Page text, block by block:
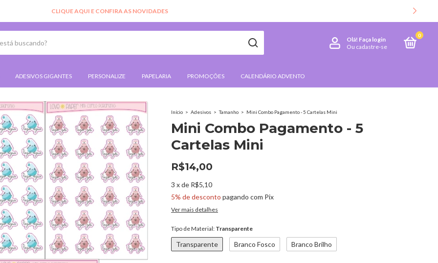
CLIQUE AQUI E CONFIRA AS NOVIDADES
Olá! Faça login
Ou cadastre-se
0
ADESIVOS GIGANTES PERSONALIZE PAPELARIA PROMOÇÕES CALENDÁRIO ADVENTO
Início > Adesivos > Tamanho > Mini Combo Pagamento - 5 Cartelas Mini
Mini Combo Pagamento - 5
Cartelas Mini
R$14,00
3 xde R$5,10
5% de desconto pagando com Pix
Ver mais detalhes
Tipo de Material: Transparente
Transparente Branco Fosco Branco Brilho